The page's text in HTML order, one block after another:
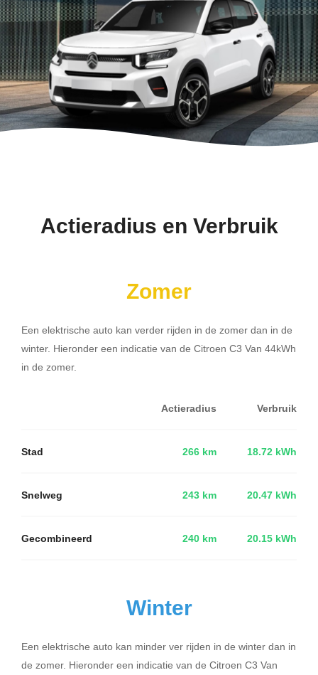
Actieradius en Verbruik
Zomer
Een elektrische auto kan verder rijden in de zomer dan in de
winter. Hieronder een indicatie van de Citroen C3 Van 44kWh
in de zomer.
Actieradius Verbruik
Stad 266 km 18.72 kWh
Snelweg 243 km 20.47 kWh
Gecombineerd 240 km 20.15 kWh
Winter
Een elektrische auto kan minder ver rijden in de winter dan in
de zomer. Hieronder een indicatie van de Citroen C3 Van